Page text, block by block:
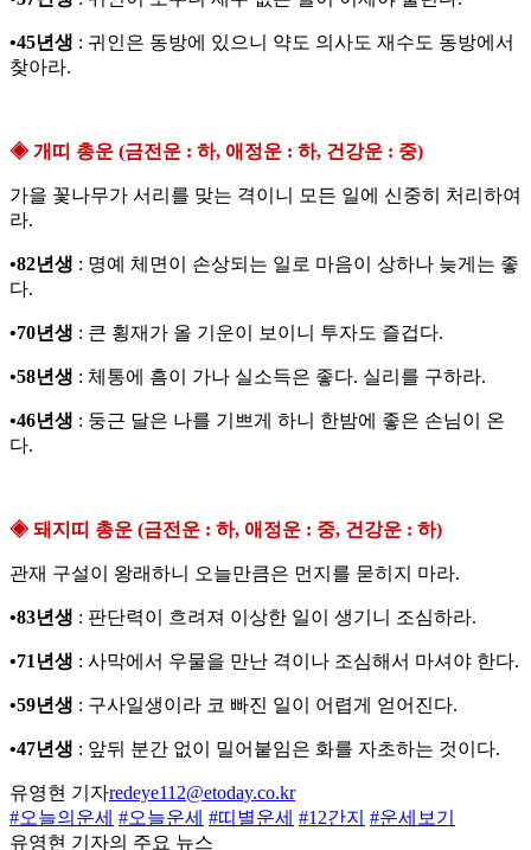
•45년생 : 귀인은 동방에 있으니 약도 의사도 재수도 동방에서
찾아라.
◈ 개띠 총운 (금전운 : 하, 애정운 : 하, 건강운 : 중)
가을 꽃나무가 서리를 맞는 격이니 모든 일에 신중히 처리하여
라.
•82년생 : 명예 체면이 손상되는 일로 마음이 상하나 늦게는 좋
다.
•70년생 : 큰 횡재가 올 기운이 보이니 투자도 즐겁다.
•58년생 : 체통에 흠이 가나 실소득은 좋다. 실리를 구하라.
•46년생 : 둥근 달은 나를 기쁘게 하니 한밤에 좋은 손님이 온
다.
◈ 돼지띠 총운 (금전운 : 하, 애정운 : 중, 건강운 : 하)
관재 구설이 왕래하니 오늘만큼은 먼지를 묻히지 마라.
•83년생 : 판단력이 흐려져 이상한 일이 생기니 조심하라.
•71년생 : 사막에서 우물을 만난 격이나 조심해서 마셔야 한다.
•59년생 : 구사일생이라 코 빠진 일이 어렵게 얻어진다.
•47년생 : 앞뒤 분간 없이 밀어붙임은 화를 자초하는 것이다.
유영현 기자redeye112@etoday.co.kr
#오늘의운세 #오늘운세 #띠별운세 #12간지 #운세보기
유영현 기자의 주요 뉴스